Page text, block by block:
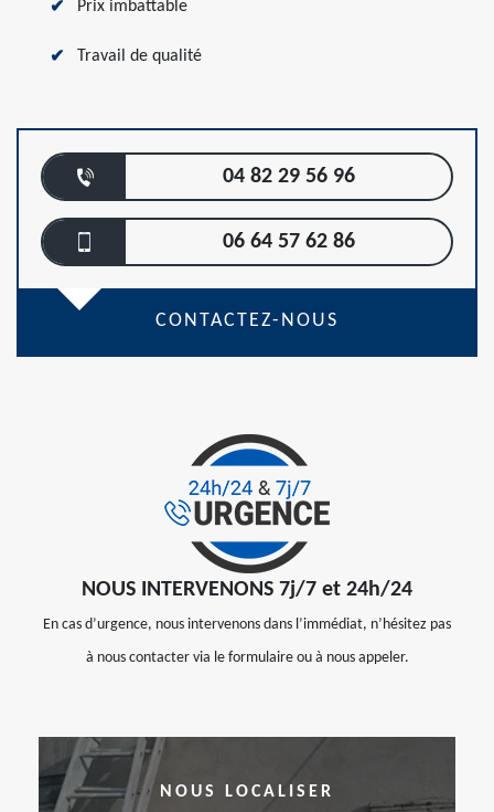
Prix imbattable
Travail de qualité
04 82 29 56 96
06 64 57 62 86
CONTACTEZ-NOUS
NOUS INTERVENONS 7j/7 et 24h/24
En cas d’urgence, nous intervenons dans l’immédiat, n’hésitez pas
à nous contacter via le formulaire ou à nous appeler.
NOUS LOCALISER